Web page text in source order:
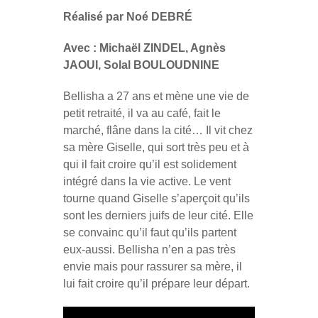
Réalisé par Noé DEBRÉ
Avec : Michaël ZINDEL, Agnès
JAOUI, Solal BOULOUDNINE
Bellisha a 27 ans et mène une vie de
petit retraité, il va au café, fait le
marché, flâne dans la cité… Il vit chez
sa mère Giselle, qui sort très peu et à
qui il fait croire qu’il est solidement
intégré dans la vie active. Le vent
tourne quand Giselle s’aperçoit qu’ils
sont les derniers juifs de leur cité. Elle
se convainc qu’il faut qu’ils partent
eux-aussi. Bellisha n’en a pas très
envie mais pour rassurer sa mère, il
lui fait croire qu’il prépare leur départ.